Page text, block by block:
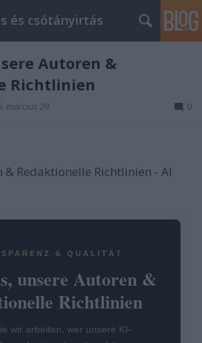
és csótányirtás
Autoren &
Richtlinien
március 29. 0
& Redaktionelle Richtlinien - AI
& QUALITÄT
unsere Autoren &
Richtlinien
wir arbeiten, wer unsere KI-